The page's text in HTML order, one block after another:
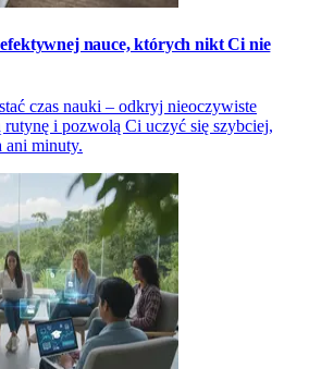
nauce, których nikt Ci nie
czas nauki – odkryj nieoczywiste
rutynę i pozwolą Ci uczyć się szybciej,
ani minuty.